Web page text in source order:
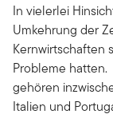
In vielerlei
Umkehrung der
Kernwirtschaften
Probleme
gehören
Italien und